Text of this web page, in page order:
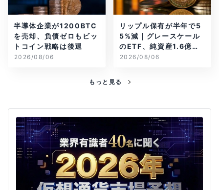
半導体企業が1200BTC
を売却、負債ゼロもビッ
トコイン戦略は後退
2026/08/06
リップル保有が半年で5
5%減｜グレースケール
のETF、純資産1.6億ド
ル減
2026/08/06
もっと見る